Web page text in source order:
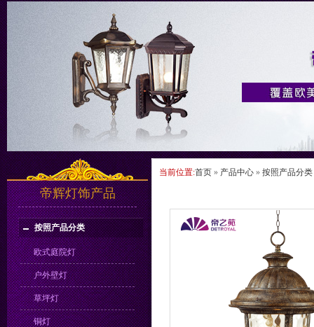
帝辉灯饰产品
按照产品分类
欧式庭院灯
户外壁灯
草坪灯
铜灯
当前位置:首页 » 产品中心 » 按照产品分类